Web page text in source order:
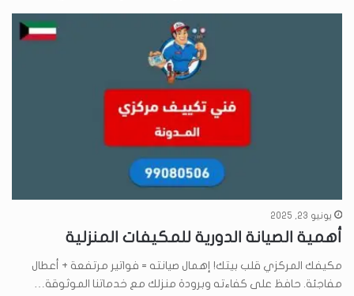
يونيو 23, 2025
أهمية الصيانة الدورية للمكيفات المنزلية
مكيفك المركزي قلب بيتك! إهمال صيانته = فواتير مرتفعة + أعطال
مفاجئة. حافظ على كفاءته وبرودة منزلك مع خدماتنا الموثوقة…